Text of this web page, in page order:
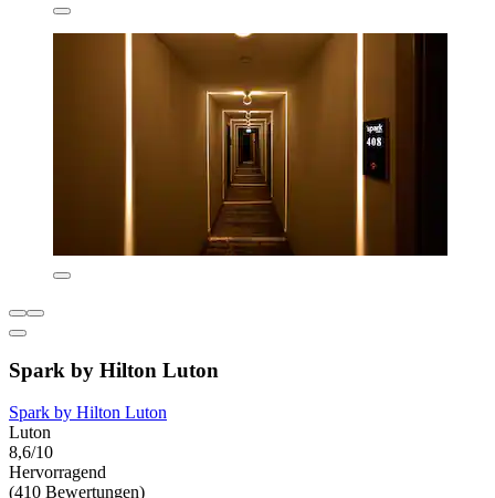
Spark by Hilton Luton
Spark by Hilton Luton
Luton
8,6/10
Hervorragend
(410 Bewertungen)